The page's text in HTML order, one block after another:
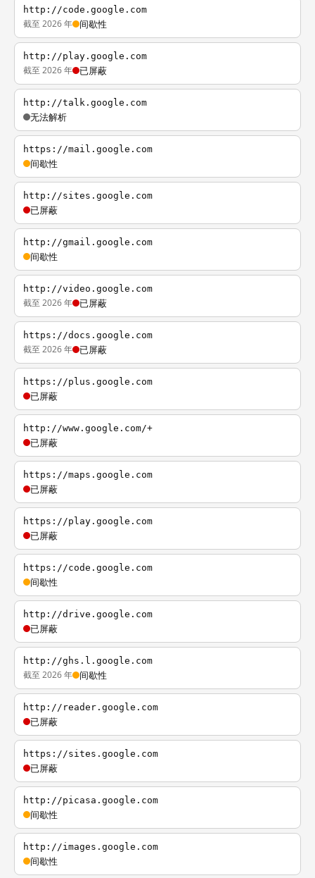
http://code.google.com
截至 2026 年 间歇性
http://play.google.com
截至 2026 年 已屏蔽
http://talk.google.com
无法解析
https://mail.google.com
间歇性
http://sites.google.com
已屏蔽
http://gmail.google.com
间歇性
http://video.google.com
截至 2026 年 已屏蔽
https://docs.google.com
截至 2026 年 已屏蔽
https://plus.google.com
已屏蔽
http://www.google.com/+
已屏蔽
https://maps.google.com
已屏蔽
https://play.google.com
已屏蔽
https://code.google.com
间歇性
http://drive.google.com
已屏蔽
http://ghs.l.google.com
截至 2026 年 间歇性
http://reader.google.com
已屏蔽
https://sites.google.com
已屏蔽
http://picasa.google.com
间歇性
http://images.google.com
间歇性